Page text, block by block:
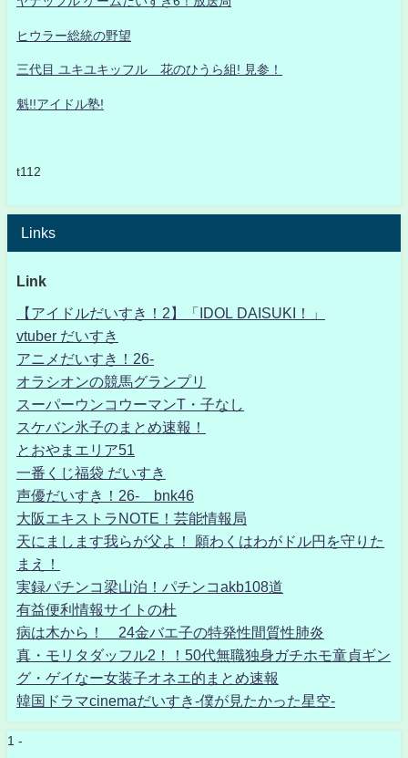
ヒウラー総統の野望
三代目 ユキユキッフル 花のひうら組! 見参！
魁!!アイドル塾!
t112
Links
Link
【アイドルだいすき！2】「IDOL DAISUKI！」
vtuber だいすき
アニメだいすき！26-
オラシオンの競馬グランプリ
スーパーウンコウーマンT・子なし
スケバン氷子のまとめ速報！
とおやまエリア51
一番くじ福袋 だいすき
声優だいすき！26- bnk46
大阪エキストラNOTE！芸能情報局
天にまします我らが父よ！ 願わくはわがドル円を守りた
まえ！
実録パチンコ梁山泊！パチンコakb108道
有益便利情報サイトの杜
病は木から！ 24金バエ子の特発性間質性肺炎
真・モリタダッフル2！！50代無職独身ガチホモ童貞ギン
グ・ゲイなー女装子オネエ的まとめ速報
韓国ドラマcinemaだいすき-僕が見たかった星空-
1 -